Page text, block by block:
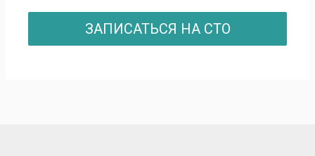
ЗАПИСАТЬСЯ НА СТО